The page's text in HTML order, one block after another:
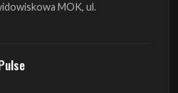
MOK, ul.